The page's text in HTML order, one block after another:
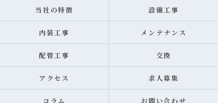
当社の特徴 設備工事
内装工事 メンテナンス
配管工事 交換
アクセス 求人募集
コラム お問い合わせ